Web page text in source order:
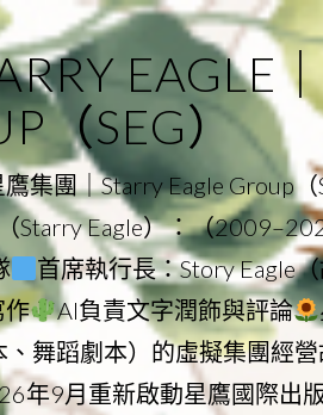
EAGLE
（SEG）
集團｜Starry Eagle Group（
Starry Eagle）：（
首席執行長：Story Eagle
作 AI負責文字潤飾與評論
舞蹈劇本）的虛擬集團經
年9月重新啟動星鷹國際出